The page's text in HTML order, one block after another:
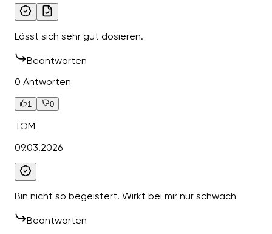
Lässt sich sehr gut dosieren.
Beantworten
0 Antworten
1 0
TOM
09.03.2026
Bin nicht so begeistert. Wirkt bei mir nur schwach
Beantworten